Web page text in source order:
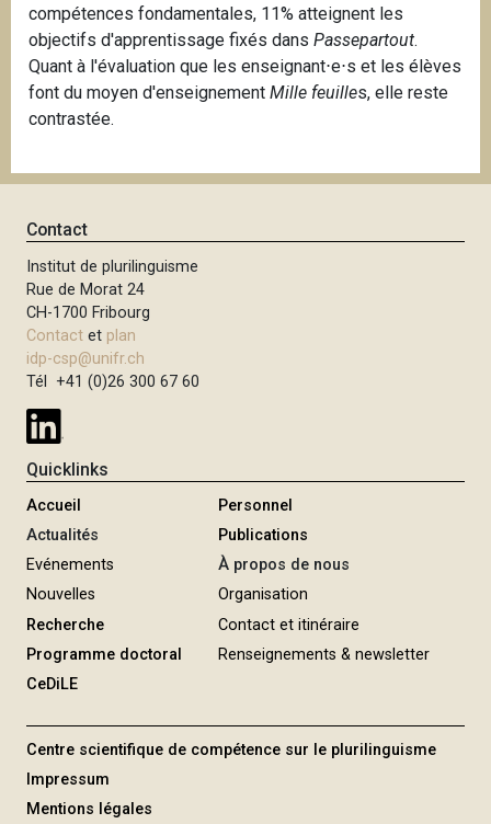
compétences fondamentales, 11% atteignent les
objectifs d'apprentissage fixés dans Passepartout.
Quant à l'évaluation que les enseignant⋅e⋅s et les élèves
font du moyen d'enseignement Mille feuilles, elle reste
contrastée.
Contact
Institut de plurilinguisme
Rue de Morat 24
CH-1700 Fribourg
Contact et plan
idp-csp@unifr.ch
Tél +41 (0)26 300 67 60
Quicklinks
Accueil
Actualités
Evénements
Nouvelles
Recherche
Programme doctoral
CeDiLE
Personnel
Publications
À propos de nous
Organisation
Contact et itinéraire
Renseignements & newsletter
Centre scientifique de compétence sur le plurilinguisme
Impressum
Mentions légales